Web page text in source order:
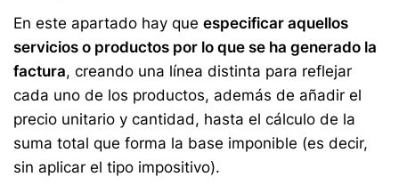
En este apartado hay que especificar aquellos
servicios o productos por lo que se ha generado la
factura, creando una línea distinta para reflejar
cada uno de los productos, además de añadir el
precio unitario y cantidad, hasta el cálculo de la
suma total que forma la base imponible (es decir,
sin aplicar el tipo impositivo).